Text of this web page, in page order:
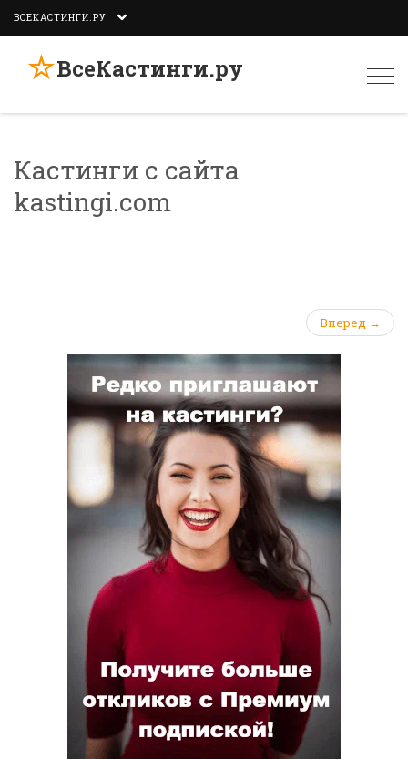
ВСЕКАСТИНГИ.РУ
☆ВсеКастинги.ру
Кастинги с сайта
kastingi.com
Вперед →